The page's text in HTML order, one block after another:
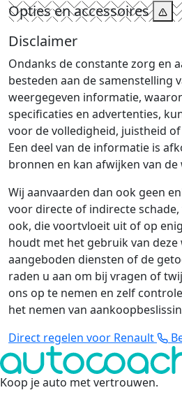
Opties en accessoires
Disclaimer
Ondanks de constante zorg en
besteden aan de samenstelling
weergegeven informatie,
specificaties en advertenties,
voor de volledigheid, juistheid
Een deel van de informatie is
bronnen en kan afwijken van
Wij aanvaarden dan ook geen
voor directe of indirecte
ook, die voortvloeit uit of op
houdt met het gebruik van deze
aangeboden diensten of de
raden u aan om bij vragen of
ons op te nemen en zelf
het nemen van
Direct regelen voor Renault
Koop je auto met vertrouwen.